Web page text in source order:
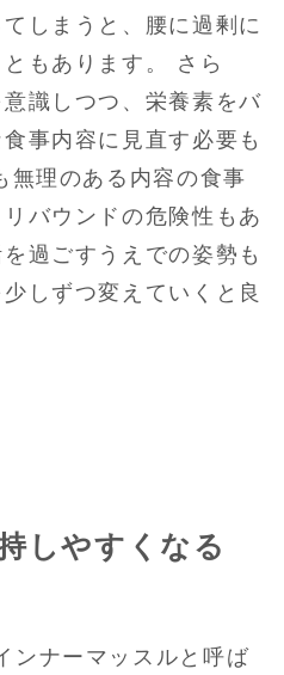
しまうと、腰に過剰に
もあります。 さら
識しつつ、栄養素をバ
事内容に見直す必要も
無理のある内容の食事
バウンドの危険性もあ
過ごすうえでの姿勢も
しずつ変えていくと良
しやすくなる
ンナーマッスルと呼ば